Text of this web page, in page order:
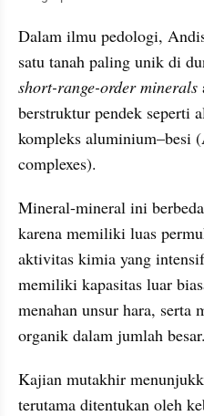
Dalam ilmu pedologi,
short-range-order minerals
berstruktur pendek seperti
kompleks aluminium–besi
complexes).
Mineral-mineral ini
karena memiliki luas
aktivitas kimia yang
memiliki kapasitas luar
menahan unsur hara, serta
organik dalam jumlah besar.
Kajian mutakhir
terutama ditentukan oleh